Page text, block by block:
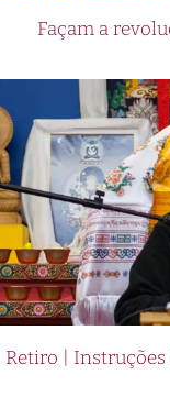
Façam a
Retiro | Instruções